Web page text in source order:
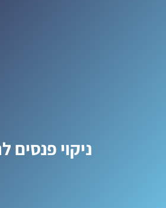
ניקוי פנסים